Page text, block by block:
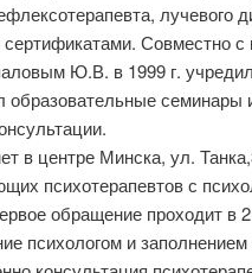
лучевого
Совместно с
Ю.В. в 1999 г.
семинары
в центре Минска, ул.
психотерапевтов с
обращение проходит в
психологом и